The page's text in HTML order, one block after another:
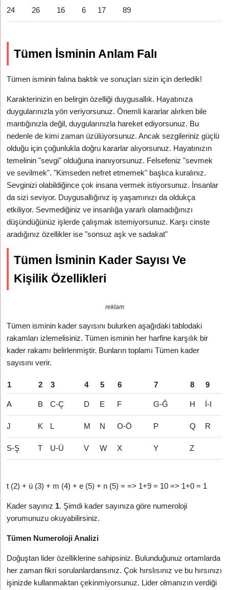
24 26 16 6 17 89
Tümen İsminin Anlam Falı
Tümen isminin falına baktık ve sonuçları sizin için derledik!
Karakterinizin en belirgin özelliği duygusallık. Hayatınıza
duygularınızla yön veriyorsunuz. Önemli kararlar alırken bile
mantığınızla değil, duygularınızla hareket ediyorsunuz. Bu
nedenle de kimi zaman üzülüyorsunuz. Ancak sezgileriniz güçlü
olduğu için çoğunlukla doğru kararlar alıyorsunuz. Hayatınızın
temelinin "sevgi" olduğuna inanıyorsunuz. Felsefeniz "sevmek
ve sevilmek". "Kimseden nefret etmemek" başlıca kuralınız.
Sevginizi olabildiğince çok insana vermek istiyorsunuz. İnsanlar
da sizi seviyor. Duygusallığınız iş yaşamınızı da oldukça
etkiliyor. Sevmediğiniz ve insanlığa yararlı olamadığınızı
düşündüğünüz işlerde çalışmak istemiyorsunuz. Karşı cinste
aradığınız özellikler ise "sonsuz aşk ve sadakat"
Tümen İsminin Kader Sayısı Ve
Kişilik Özellikleri
reklam
Tümen isminin kader sayısını bulurken aşağıdaki tablodaki
rakamları izlemelisiniz. Tümen isminin her harfine karşılık bir
kader rakamı belirlenmiştir. Bunların toplamı Tümen kader
sayısını verir.
1 2 3 4 5 6 7 8 9
A B C-Ç D E F G-Ğ H İ-I
J K L M N O-Ö P Q R
S-Ş T U-Ü V W X Y Z
t (2) + ü (3) + m (4) + e (5) + n (5) = => 1+9 = 10 => 1+0 = 1
Kader sayınız 1. Şimdi kader sayınıza göre numeroloji
yorumunuzu okuyabilirsiniz.
Tümen Numeroloji Analizi
Doğuştan lider özelliklerine sahipsiniz. Bulunduğunuz ortamlarda
her zaman fikri sorulanlardansınız. Çok hırslısınız ve bu hırsınızı
işinizde kullanmaktan çekinmiyorsunuz. Lider olmanızın verdiği